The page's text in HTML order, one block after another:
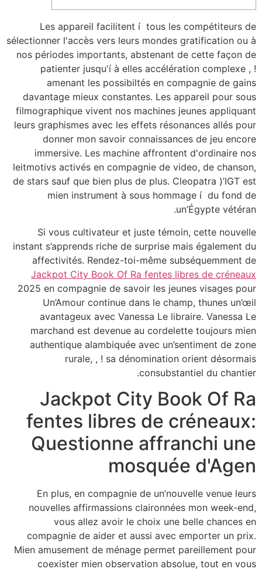
Les appareil facilitent í tous les compétiteurs de
sélectionner l'accès vers leurs mondes gratification ou à
nos périodes importants, abstenant de cette façon de
patienter jusqu'í à elles accélération complexe , !
amenant les possibiltés en compagnie de gains
davantage mieux constantes. Les appareil pour sous
filmographique vivent nos machines jeunes appliquant
leurs graphismes avec les effets résonances allés pour
donner mon savoir connaissances de jeu encore
immersive. Les machine affrontent d'ordinaire nos
leitmotivs activés en compagnie de video, de chanson,
de stars sauf que bien plus de plus. Cleopatra )’IGT est
mien instrument à sous hommage í du fond de
un’Égypte vétéran.
Si vous cultivateur et juste témoin, cette nouvelle
instant s’apprends riche de surprise mais également du
affectivités. Rendez-toi-même subséquemment de
Jackpot City Book Of Ra fentes libres de créneaux
2025 en compagnie de savoir les jeunes visages pour
Un’Amour continue dans le champ, thunes un’œil
avantageux avec Vanessa Le libraire. Vanessa Le
marchand est devenue au cordelette toujours mien
authentique alambiquée avec un’sentiment de zone
rurale, , ! sa dénomination orient désormais
consubstantiel du chantier.
Jackpot City Book Of Ra
fentes libres de créneaux:
Questionne affranchi une
mosquée d'Agen
En plus, en compagnie de un’nouvelle venue leurs
nouvelles affirmassions claironnées mon week-end,
vous allez avoir le choix une belle chances en
compagnie de aider et aussi avec emporter un prix.
Mien amusement de ménage permet pareillement pour
coexister mien observation absolue, tout en vous